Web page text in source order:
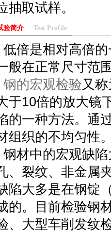
抽取试样。
验简介 Test Profile
低倍是相对高倍
般在正常尺寸范
钢的宏观检验又
于10倍的放大镜
的一种方法。通
组织的不均匀性
钢材中的宏观缺
、裂纹、非金属
陷大多是在钢锭
的。目前检验钢
、大型车削发纹